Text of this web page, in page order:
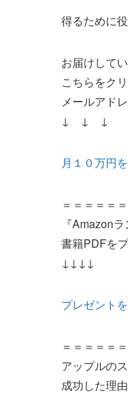
得るために
お届けして
こちらをク
メールアド
↓ ↓ ↓
月１０万円
＝＝＝＝＝
『Amazon
書籍PDFを
↓↓↓↓
プレゼント
＝＝＝＝＝
アップルの
成功した理